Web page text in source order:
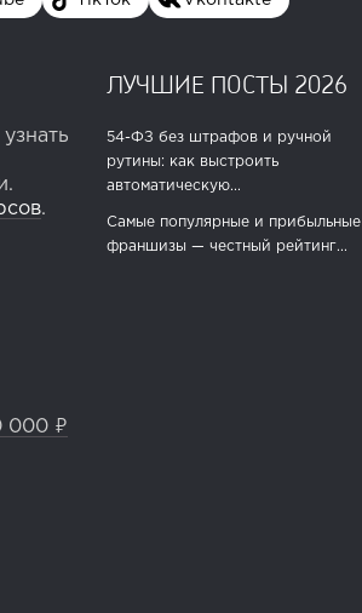
.
ЛУЧШИЕ ПОСТЫ 2026
54-ФЗ без штрафов и ручной
рутины: как выстроить
автоматическую...
Самые популярные и прибыльные
франшизы — честный рейтинг...
000 ₽